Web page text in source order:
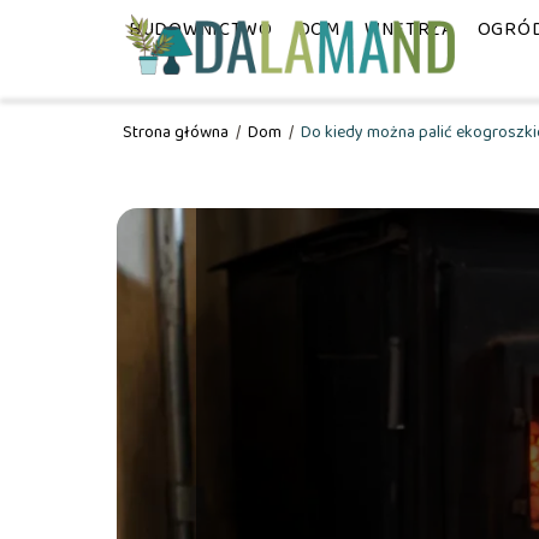
BUDOWNICTWO DOM WNĘTRZA
Strona główna / Dom / Do kiedy można palić